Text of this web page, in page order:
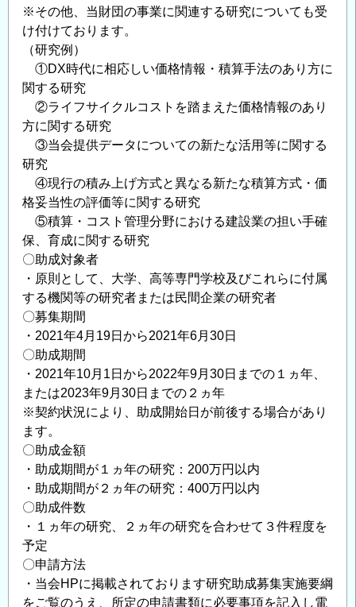
※その他、当財団の事業に関連する研究についても受
け付けております。
（研究例）
①DX時代に相応しい価格情報・積算手法のあり方に
関する研究
②ライフサイクルコストを踏まえた価格情報のあり
方に関する研究
③当会提供データについての新たな活用等に関する
研究
④現行の積み上げ方式と異なる新たな積算方式・価
格妥当性の評価等に関する研究
⑤積算・コスト管理分野における建設業の担い手確
保、育成に関する研究
〇助成対象者
・原則として、大学、高等専門学校及びこれらに付属
する機関等の研究者または民間企業の研究者
〇募集期間
・2021年4月19日から2021年6月30日
〇助成期間
・2021年10月1日から2022年9月30日までの１ヵ年、
または2023年9月30日までの２ヵ年
※契約状況により、助成開始日が前後する場合があり
ます。
〇助成金額
・助成期間が１ヵ年の研究：200万円以内
・助成期間が２ヵ年の研究：400万円以内
〇助成件数
・１ヵ年の研究、２ヵ年の研究を合わせて３件程度を
予定
〇申請方法
・当会HPに掲載されております研究助成募集実施要綱
をご覧のうえ、所定の申請書類に必要事項を記入し電